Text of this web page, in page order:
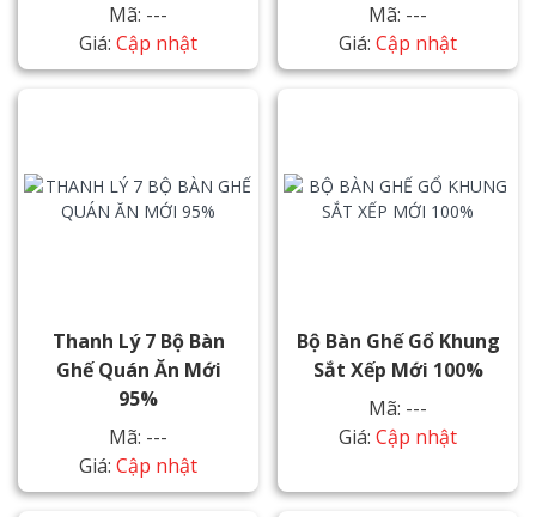
Mã: ---
Giá: Cập nhật
Mã: ---
Giá: Cập nhật
Thanh Lý 7 Bộ Bàn
Ghế Quán Ăn Mới
95%
Mã: ---
Giá: Cập nhật
Bộ Bàn Ghế Gổ Khung
Sắt Xếp Mới 100%
Mã: ---
Giá: Cập nhật